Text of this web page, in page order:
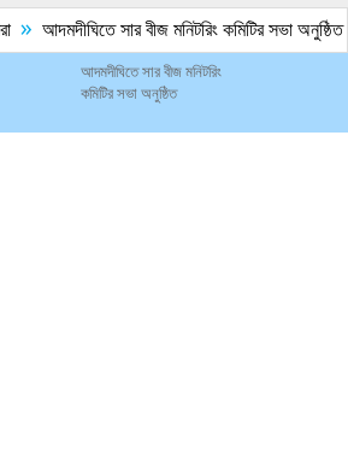
» আদমদীঘিতে সার বীজ মনিটরিং কমিটির সভা অনুষ্ঠিত
আদমদীঘিতে সার বীজ মনিটরিং
কমিটির সভা অনুষ্ঠিত